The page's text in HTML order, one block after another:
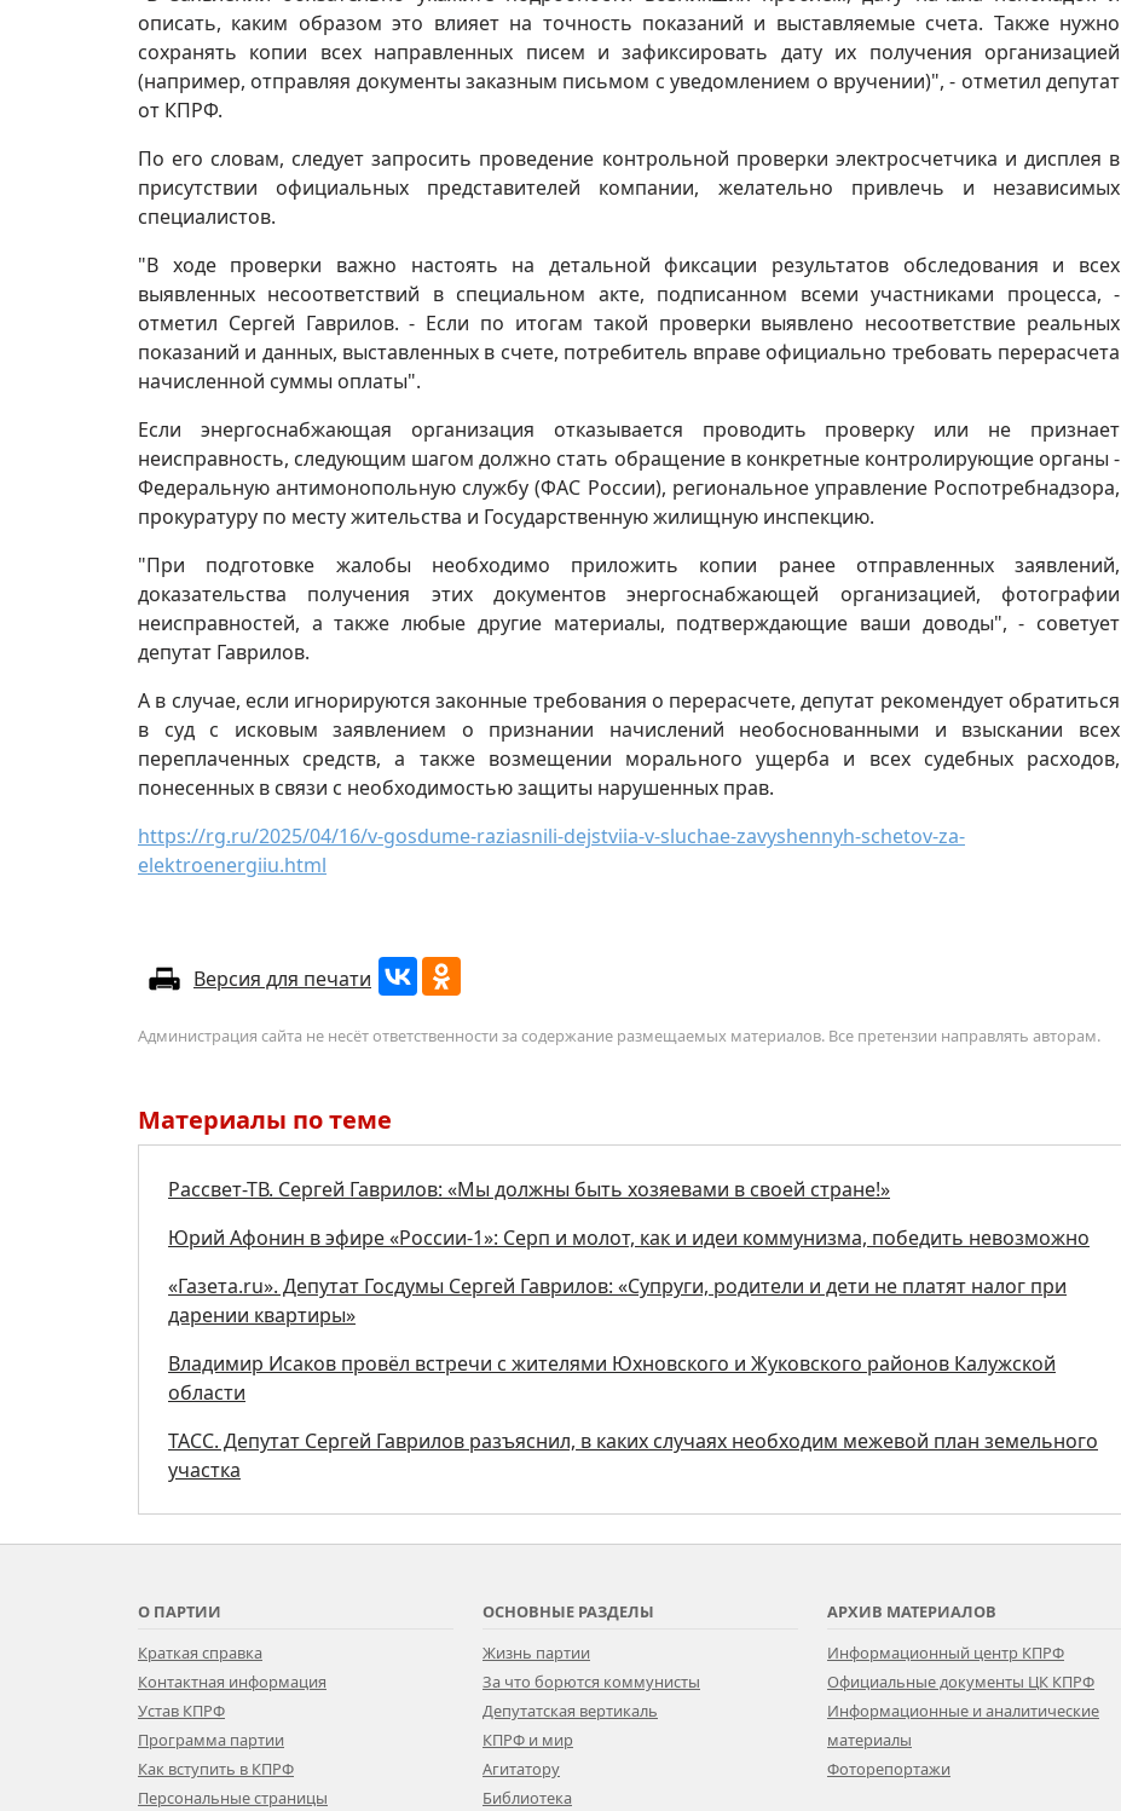
описать, каким образом это влияет на точность показаний и выставляемые счета. Также нужно
сохранять копии всех направленных писем и зафиксировать дату их получения организацией
(например, отправляя документы заказным письмом с уведомлением о вручении)", - отметил депутат
от КПРФ.
По его словам, следует запросить проведение контрольной проверки электросчетчика и дисплея в
присутствии официальных представителей компании, желательно привлечь и независимых
специалистов.
"В ходе проверки важно настоять на детальной фиксации результатов обследования и всех
выявленных несоответствий в специальном акте, подписанном всеми участниками процесса, -
отметил Сергей Гаврилов. - Если по итогам такой проверки выявлено несоответствие реальных
показаний и данных, выставленных в счете, потребитель вправе официально требовать перерасчета
начисленной суммы оплаты".
Если энергоснабжающая организация отказывается проводить проверку или не признает
неисправность, следующим шагом должно стать обращение в конкретные контролирующие органы -
Федеральную антимонопольную службу (ФАС России), региональное управление Роспотребнадзора,
прокуратуру по месту жительства и Государственную жилищную инспекцию.
"При подготовке жалобы необходимо приложить копии ранее отправленных заявлений,
доказательства получения этих документов энергоснабжающей организацией, фотографии
неисправностей, а также любые другие материалы, подтверждающие ваши доводы", - советует
депутат Гаврилов.
А в случае, если игнорируются законные требования о перерасчете, депутат рекомендует обратиться
в суд с исковым заявлением о признании начислений необоснованными и взыскании всех
переплаченных средств, а также возмещении морального ущерба и всех судебных расходов,
понесенных в связи с необходимостью защиты нарушенных прав.
https://rg.ru/2025/04/16/v-gosdume-raziasnili-dejstviia-v-sluchae-zavyshennyh-schetov-za-
elektroenergiiu.html
Версия для печати
Администрация сайта не несёт ответственности за содержание размещаемых материалов. Все претензии направлять авторам.
Материалы по теме
Рассвет-ТВ. Сергей Гаврилов: «Мы должны быть хозяевами в своей стране!»
Юрий Афонин в эфире «России-1»: Серп и молот, как и идеи коммунизма, победить невозможно
«Газета.ru». Депутат Госдумы Сергей Гаврилов: «Супруги, родители и дети не платят налог при
дарении квартиры»
Владимир Исаков провёл встречи с жителями Юхновского и Жуковского районов Калужской
области
ТАСС. Депутат Сергей Гаврилов разъяснил, в каких случаях необходим межевой план земельного
участка
О ПАРТИИ
Краткая справка
Контактная информация
Устав КПРФ
Программа партии
Как вступить в КПРФ
Персональные страницы
ОСНОВНЫЕ РАЗДЕЛЫ
Жизнь партии
За что борются коммунисты
Депутатская вертикаль
КПРФ и мир
Агитатору
Библиотека
АРХИВ МАТЕРИАЛОВ
Информационный центр КПРФ
Официальные документы ЦК КПРФ
Информационные и аналитические
материалы
Фоторепортажи